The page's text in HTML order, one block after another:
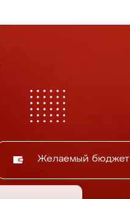
Желаемый бюджет